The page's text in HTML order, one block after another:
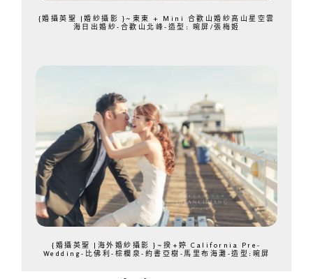
{婚攝英聖 |婚紗攝影 }~東東 + Mini 合歡山婚紗高山星空雲
海日出婚紗-合歡山北峰-造型: 晼屏/張梅姬
{婚攝英聖 |海外婚紗攝影 }~揆+婷 California Pre-
Wedding-比佛利-棕櫚泉-約書亞樹-馬里布海灘-造型:晼屏